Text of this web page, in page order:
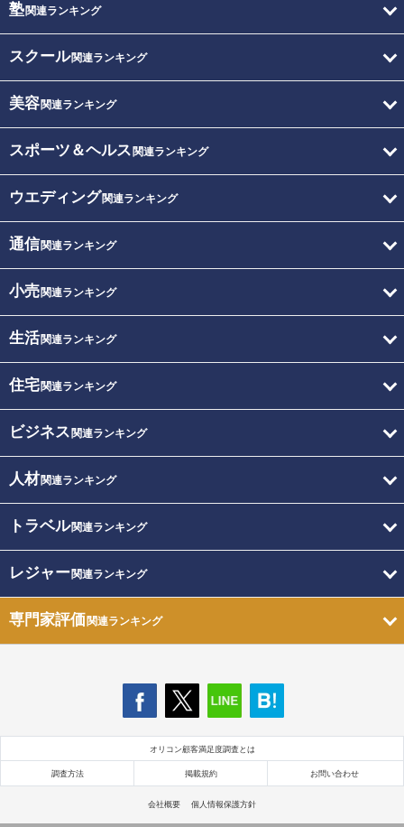
塾関連ランキング
スクール関連ランキング
美容関連ランキング
スポーツ＆ヘルス 関連ランキング
ウエディング関連ランキング
通信関連ランキング
小売関連ランキング
生活関連ランキング
住宅関連ランキング
ビジネス 関連ランキング
人材関連ランキング
トラベル関連ランキング
レジャー関連ランキング
専門家評価関連ランキング
オリコン顧客満足度調査とは
調査方法 掲載規約 お問い合わせ
会社概要 個人情報保護方針